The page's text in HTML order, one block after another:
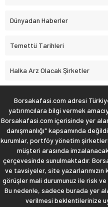
Dünyadan Haberler
Temettü Tarihleri
Halka Arz Olacak Şirketler
Borsakafasi.com adresi
yatırımcılara bilgi vermek
Borsakafasi.com içerisinde yer
danışmanlığı" kapsamında
kurumlar, portföy yönetim
müşteri arasında imzalanacak
çerçevesinde sunulmaktadır.
ve tavsiyeler, site
görüşler mali durumunuz ile risk
Bu nedenle, sadece burada yer
verilmesi beklentilerinize